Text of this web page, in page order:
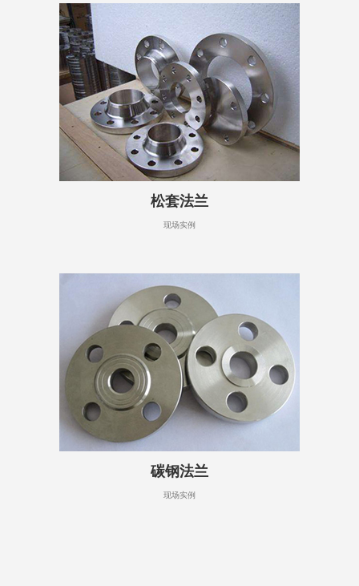
松套法兰
现场实例
碳钢法兰
现场实例